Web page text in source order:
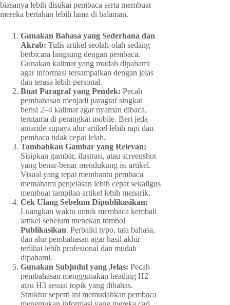
biasanya lebih disukai pembaca serta membuat
mereka bertahan lebih lama di halaman.
Gunakan Bahasa yang Sederhana dan
Akrab: Tulis artikel seolah-olah sedang
berbicara langsung dengan pembaca.
Gunakan kalimat yang mudah dipahami
agar informasi tersampaikan dengan jelas
dan terasa lebih personal.
Buat Paragraf yang Pendek: Pecah
pembahasan menjadi paragraf singkat
berisi 2–4 kalimat agar nyaman dibaca,
terutama di perangkat mobile. Beri jeda
antaride supaya alur artikel lebih rapi dan
pembaca tidak cepat lelah.
Tambahkan Gambar yang Relevan:
Sisipkan gambar, ilustrasi, atau screenshot
yang benar-benar mendukung isi artikel.
Visual yang tepat membantu pembaca
memahami penjelasan lebih cepat sekaligus
membuat tampilan artikel lebih menarik.
Cek Ulang Sebelum Dipublikasikan:
Luangkan waktu untuk membaca kembali
artikel sebelum menekan tombol
Publikasikan. Perbaiki typo, tata bahasa,
dan alur pembahasan agar hasil akhir
terlihat lebih profesional dan mudah
dipahami.
Gunakan Subjudul yang Jelas: Pecah
pembahasan menggunakan heading H2
atau H3 sesuai topik yang dibahas.
Struktur seperti ini memudahkan pembaca